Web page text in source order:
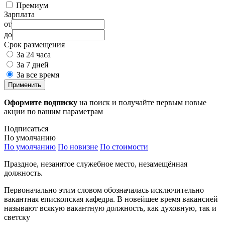
Премиум
Зарплата
от
до
Срок размещения
За 24 часа
За 7 дней
За все время
Применить
Оформите подписку на поиск и получайте первым новые
акции по вашим параметрам
Подписаться
По умолчанию
По умолчанию По новизне По стоимости
Праздное, незанятое служебное место, незамещённая
должность.
Первоначально этим словом обозначалась исключительно
вакантная епископская кафедра. В новейшее время вакансией
называют всякую вакантную должность, как духовную, так и
светску